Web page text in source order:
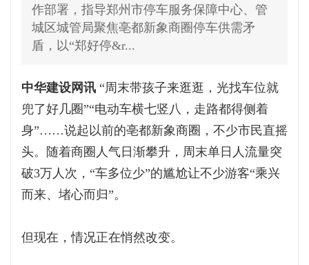
作部署，指导郑州市停车服务保障中心、管
城区城管局聚焦亳都新象商圈停车供需矛
盾，以“郑好停&r...
中华建设网讯 “周末带孩子来逛逛，光找车位就
兜了好几圈”“电动车横七竖八，走路都得侧着
身”……说起以前的亳都新象商圈，不少市民直摇
头。随着商圈人气日渐攀升，周末单日人流量突
破3万人次，“车多位少”的尴尬让不少游客“乘兴
而来、堵心而归”。
但现在，情况正在悄然改变。